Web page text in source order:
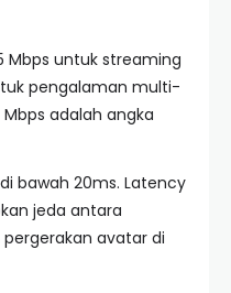
Mbps untuk streaming
pengalaman multi-
adalah angka
bawah 20ms. Latency
jeda antara
avatar di